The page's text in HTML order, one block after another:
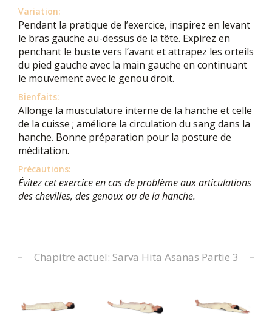
Variation:
Pendant la pratique de l’exercice, inspirez en levant
le bras gauche au-dessus de la tête. Expirez en
penchant le buste vers l’avant et attrapez les orteils
du pied gauche avec la main gauche en continuant
le mouvement avec le genou droit.
Bienfaits:
Allonge la musculature interne de la hanche et celle
de la cuisse ; améliore la circulation du sang dans la
hanche. Bonne préparation pour la posture de
méditation.
Précautions:
Évitez cet exercice en cas de problème aux articulations
des chevilles, des genoux ou de la hanche.
Chapitre actuel: Sarva Hita Asanas Partie 3